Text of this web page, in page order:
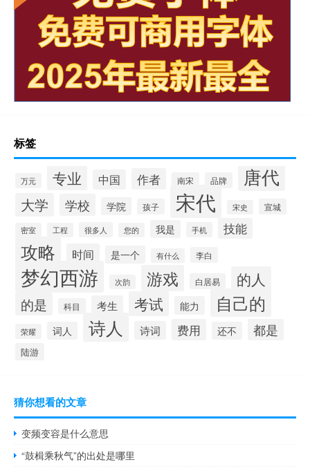
标签
万元 专业 中国 作者 南宋 品牌 唐代
大学 学校 学院 孩子 宋代 宋史 宣城
密室 工程 很多人 您的 我是 手机 技能
攻略 时间 是一个 有什么 李白
梦幻西游 次韵 游戏 白居易 的人
的是 科目 考生 考试 能力 自己的
荣耀 词人 诗人 诗词 费用 还不 都是
陆游
猜你想看的文章
变频变容是什么意思
“鼓楫乘秋气”的出处是哪里